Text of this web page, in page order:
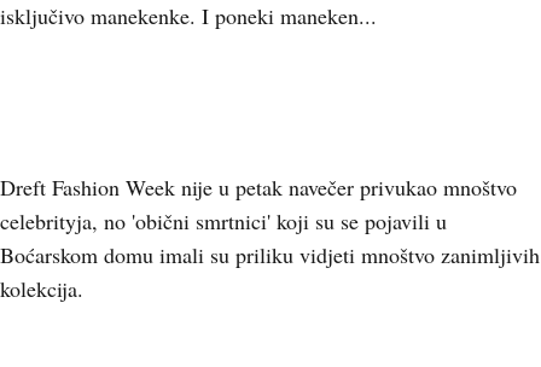
isključivo manekenke. I poneki maneken...
Dreft Fashion Week nije u petak navečer privukao mnoštvo
celebrityja, no 'obični smrtnici' koji su se pojavili u
Boćarskom domu imali su priliku vidjeti mnoštvo zanimljivih
kolekcija.